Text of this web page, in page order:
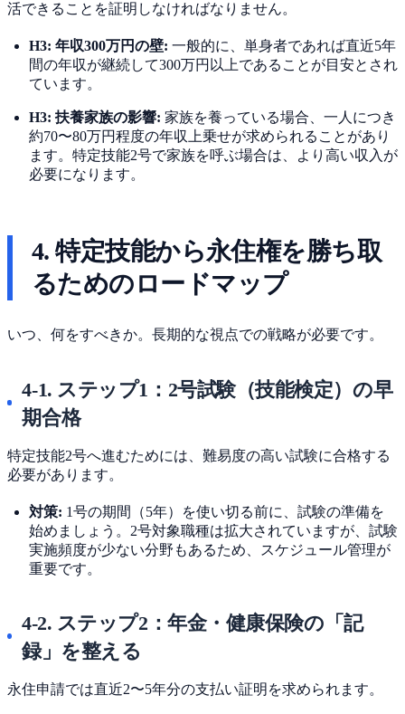
活できることを証明しなければなりません。
H3: 年収300万円の壁: 一般的に、単身者であれば直近5年
間の年収が継続して300万円以上であることが目安とされ
ています。
H3: 扶養家族の影響: 家族を養っている場合、一人につき
約70〜80万円程度の年収上乗せが求められることがあり
ます。特定技能2号で家族を呼ぶ場合は、より高い収入が
必要になります。
4. 特定技能から永住権を勝ち取
るためのロードマップ
いつ、何をすべきか。長期的な視点での戦略が必要です。
4-1. ステップ1：2号試験（技能検定）の早
期合格
特定技能2号へ進むためには、難易度の高い試験に合格する
必要があります。
対策: 1号の期間（5年）を使い切る前に、試験の準備を
始めましょう。2号対象職種は拡大されていますが、試験
実施頻度が少ない分野もあるため、スケジュール管理が
重要です。
4-2. ステップ2：年金・健康保険の「記
録」を整える
永住申請では直近2〜5年分の支払い証明を求められます。